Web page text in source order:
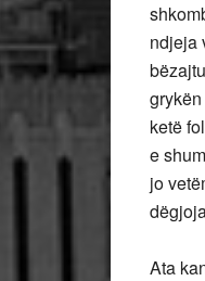
ndjeja
ketë
e
jo
Ata